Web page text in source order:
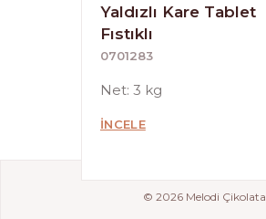
Yaldızlı Kare Tablet
Fıstıklı
0701283
Net: 3 kg
İNCELE
© 2026 Melodi Çikolata